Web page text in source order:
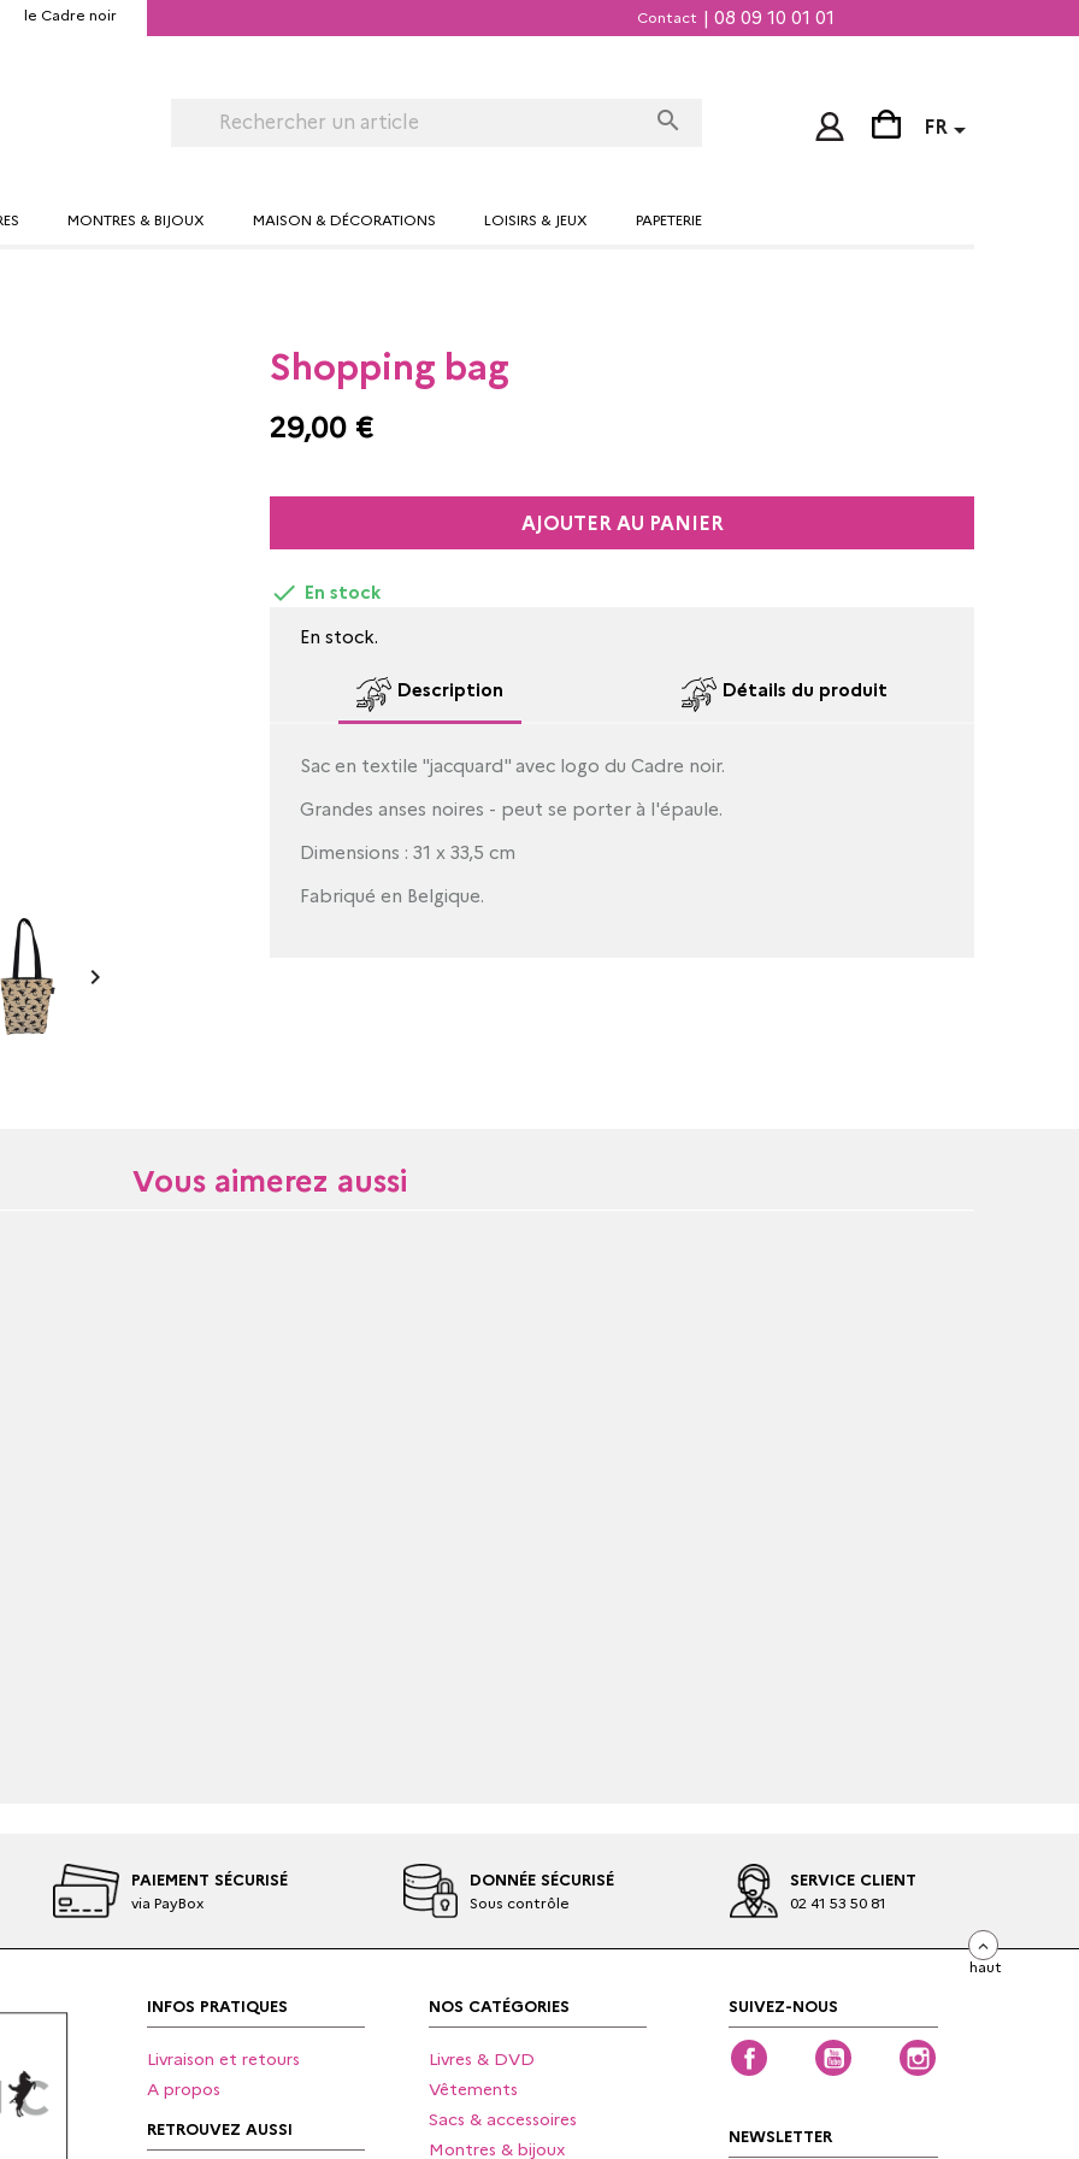
le Cadre noir Contact | 08 09 10 01 01
search FR
MONTRES & BIJOUX MAISON & DÉCORATIONS LOISIRS & JEUX PAPETERIE

Shopping bag
29,00 €
AJOUTER AU PANIER
 En stock
En stock.
Description Détails du produit
Sac en textile "jacquard" avec logo du Cadre noir.
Grandes anses noires - peut se porter à l'épaule.
Dimensions : 31 x 33,5 cm
Fabriqué en Belgique.
Vous aimerez aussi
PAIEMENT SÉCURISÉ
via PayBox
DONNÉE SÉCURISÉ
Sous contrôle
SERVICE CLIENT
02 41 53 50 81
haut
INFOS PRATIQUES
Livraison et retours
A propos
RETROUVEZ AUSSI
NOS CATÉGORIES
Livres & DVD
Vêtements
Sacs & accessoires
Montres & bijoux
SUIVEZ-NOUS
Facebook YouTube
NEWSLETTER